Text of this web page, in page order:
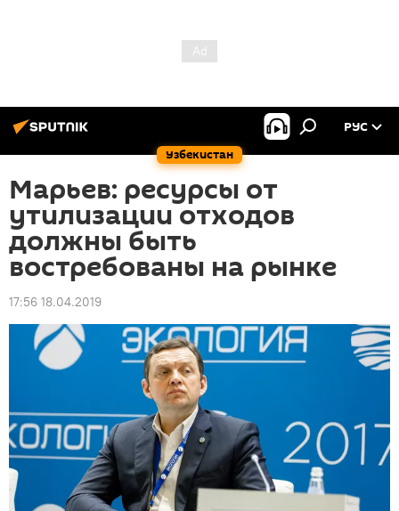
Узбекистан
РУС
Марьев: ресурсы от
утилизации отходов
должны быть
востребованы на рынке
17:56 18.04.2019